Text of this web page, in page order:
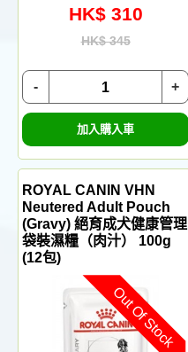
HK$ 310
HK$ 345
+
-
加入購入車
ROYAL CANIN VHN
Neutered Adult Pouch
(Gravy) 絕育成犬健康管理
袋裝濕糧（肉汁） 100g
(12包)
Out Of Stock